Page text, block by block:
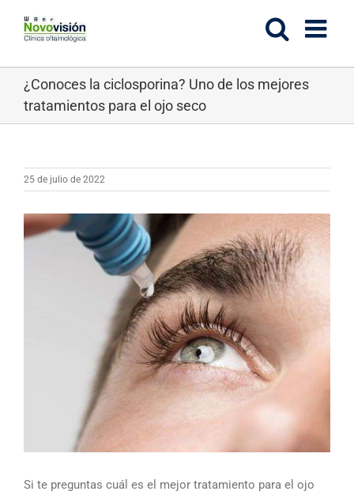
contenido
¿Conoces la ciclosporina? Uno de los mejores
tratamientos para el ojo seco
25 de julio de 2022
Ver
imagen
Si te preguntas cuál es el mejor tratamiento para el ojo